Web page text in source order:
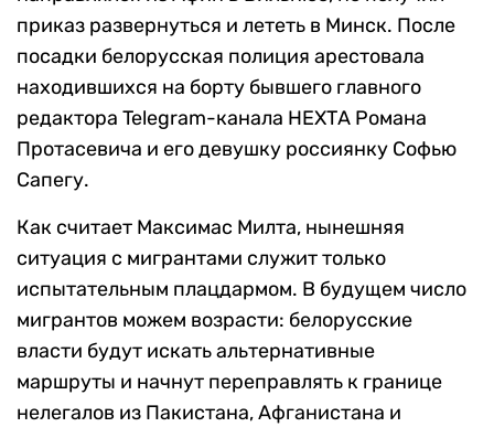
приказ развернуться и лететь в Минск. После
посадки белорусская полиция арестовала
находившихся на борту бывшего главного
редактора Telegram-канала НЕХТА Романа
Протасевича и его девушку россиянку Софью
Сапегу.
Как считает Максимас Милта, нынешняя
ситуация с мигрантами служит только
испытательным плацдармом. В будущем число
мигрантов можем возрасти: белорусские
власти будут искать альтернативные
маршруты и начнут переправлять к границе
нелегалов из Пакистана, Афганистана и